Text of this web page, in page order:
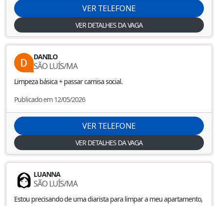
VER TELEFONE
VER DETALHES DA VAGA
DANILO
SÃO LUÍS/MA
Limpeza básica + passar camisa social.
Publicado em 12/05/2026
VER TELEFONE
VER DETALHES DA VAGA
LUANNA
SÃO LUÍS/MA
Estou precisando de uma diarista para limpar a meu apartamento,